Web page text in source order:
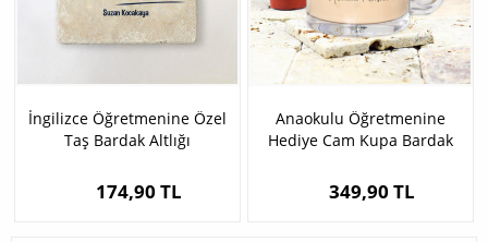
İngilizce Öğretmenine Özel
Taş Bardak Altlığı
174,90 TL
Anaokulu Öğretmenine
Hediye Cam Kupa Bardak
349,90 TL